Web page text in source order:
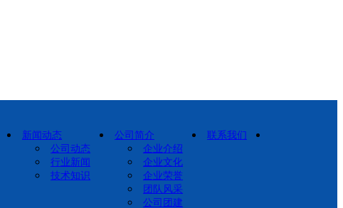
新闻动态
公司动态
行业新闻
技术知识
公司简介
企业介绍
企业文化
企业荣誉
团队风采
公司团建
联系我们